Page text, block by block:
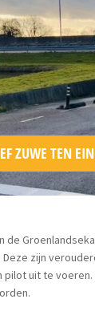
ZUWE TEN
de
zijn
uit te